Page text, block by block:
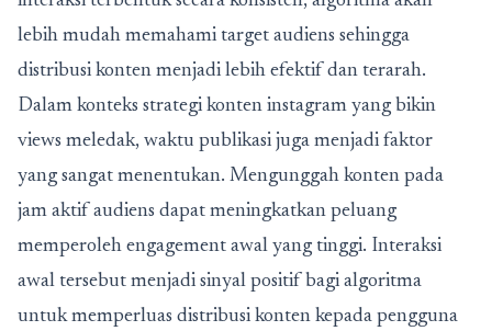
lebih mudah memahami target audiens sehingga
distribusi konten menjadi lebih efektif dan terarah.
Dalam konteks strategi konten instagram yang bikin
views meledak, waktu publikasi juga menjadi faktor
yang sangat menentukan. Mengunggah konten pada
jam aktif audiens dapat meningkatkan peluang
memperoleh engagement awal yang tinggi. Interaksi
awal tersebut menjadi sinyal positif bagi algoritma
untuk memperluas distribusi konten kepada pengguna